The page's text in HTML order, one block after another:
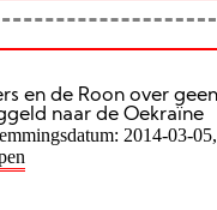
en de Roon over geen
naar de Oekraïne
2014-03-05,